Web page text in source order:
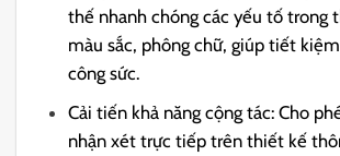
thế nhanh chóng các yếu tố trong
màu sắc, phông chữ, giúp tiết
công sức.
Cải tiến khả năng cộng tác: Cho
nhận xét trực tiếp trên thiết kế